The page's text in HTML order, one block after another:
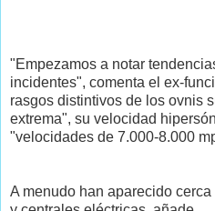
"Empezamos a notar
incidentes", comenta el ex-
rasgos distintivos de los ovnis
extrema", su velocidad
"velocidades de 7.000-8.000
A menudo han aparecido